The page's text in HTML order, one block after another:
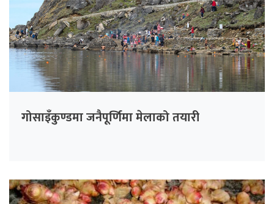
गोसाइँकुण्डमा जनैपूर्णिमा मेलाको तयारी